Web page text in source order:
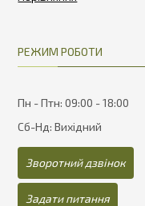
РЕЖИМ РОБОТИ
Пн - Птн: 09:00 - 18:00
Сб-Нд: Вихідний
Зворотний дзвінок
Задати питання